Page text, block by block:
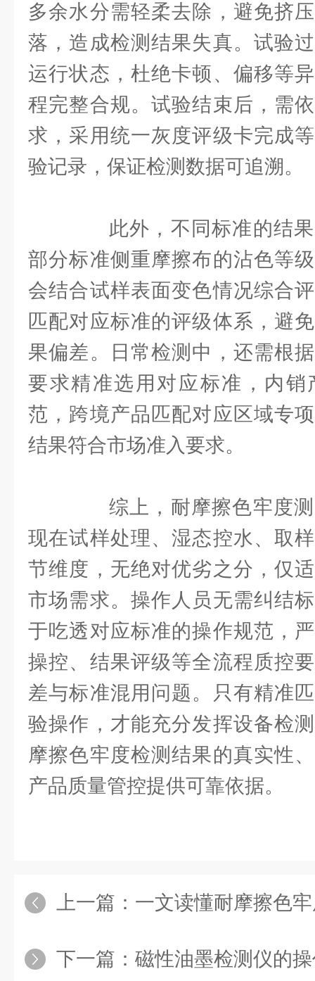
多余水分需轻柔去除，避免挤
落，造成检测结果失真。试验
运行状态，杜绝卡顿、偏移等
程完整合规。试验结束后，需
求，采用统一灰度评级卡完成
验记录，保证检测数据可追溯。
此外，不同标准的结果
部分标准侧重摩擦布的沾色等
会结合试样表面变色情况综合
匹配对应标准的评级体系，避
果偏差。日常检测中，还需根
要求精准选用对应标准，内销
范，跨境产品匹配对应区域专
结果符合市场准入要求。
综上，耐摩擦色牢度测
现在试样处理、湿态控水、取
节维度，无绝对优劣之分，仅
市场需求。操作人员无需纠结
于吃透对应标准的操作规范，
操控、结果评级等全流程质控
差与标准混用问题。只有精准
验操作，才能充分发挥设备检
摩擦色牢度检测结果的真实性
产品质量管控提供可靠依据。
上一篇： 一文读懂耐摩擦色牢度测试
下一篇： 磁性油墨检测仪的